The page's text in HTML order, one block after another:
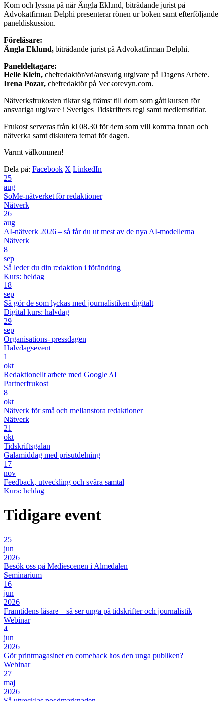
Kom och lyssna på när Ängla Eklund, biträdande jurist på
Advokatfirman Delphi presenterar rönen ur boken samt efterföljande
paneldiskussion.
Föreläsare:
Ängla Eklund, biträdande jurist på Advokatfirman Delphi.
Paneldeltagare:
Helle Klein, chefredaktör/vd/ansvarig utgivare på Dagens Arbete.
Irena Pozar, chefredaktör på Veckorevyn.com.
Nätverksfrukosten riktar sig främst till dom som gått kursen för
ansvariga utgivare i Sveriges Tidskrifters regi samt medlemstitlar.
Frukost serveras från kl 08.30 för dem som vill komma innan och
nätverka samt diskutera temat för dagen.
Varmt välkommen!
Dela på: Facebook X LinkedIn
25
aug
SoMe-nätverket för redaktioner
Nätverk
26
aug
AI-nätverk 2026 – så får du ut mest av de nya AI-modellerna
Nätverk
8
sep
Så leder du din redaktion i förändring
Kurs: heldag
18
sep
Så gör de som lyckas med journalistiken digitalt
Digital kurs: halvdag
29
sep
Organisations- pressdagen
Halvdagsevent
1
okt
Redaktionellt arbete med Google AI
Partnerfrukost
8
okt
Nätverk för små och mellanstora redaktioner
Nätverk
21
okt
Tidskriftsgalan
Galamiddag med prisutdelning
17
nov
Feedback, utveckling och svåra samtal
Kurs: heldag
Tidigare event
25
jun
2026
Besök oss på Mediescenen i Almedalen
Seminarium
16
jun
2026
Framtidens läsare – så ser unga på tidskrifter och journalistik
Webinar
4
jun
2026
Gör printmagasinet en comeback hos den unga publiken?
Webinar
27
maj
2026